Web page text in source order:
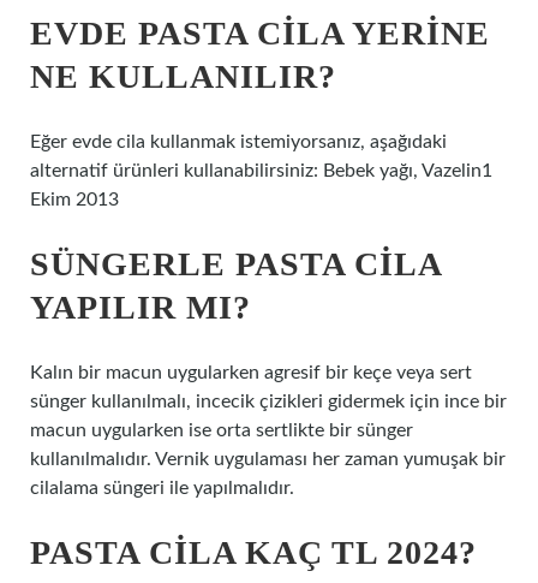
EVDE PASTA CILA YERINE
NE KULLANILIR?
Eğer evde cila kullanmak istemiyorsanız, aşağıdaki
alternatif ürünleri kullanabilirsiniz: Bebek yağı, Vazelin1
Ekim 2013
SÜNGERLE PASTA CILA
YAPILIR MI?
Kalın bir macun uygularken agresif bir keçe veya sert
sünger kullanılmalı, incecik çizikleri gidermek için ince bir
macun uygularken ise orta sertlikte bir sünger
kullanılmalıdır. Vernik uygulaması her zaman yumuşak bir
cilalama süngeri ile yapılmalıdır.
PASTA CILA KAÇ TL 2024?